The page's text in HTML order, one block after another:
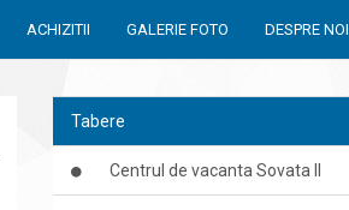
ACHIZITII GALERIE FOTO DESPRE NOI
Tabere
Centrul de vacanta Sovata II